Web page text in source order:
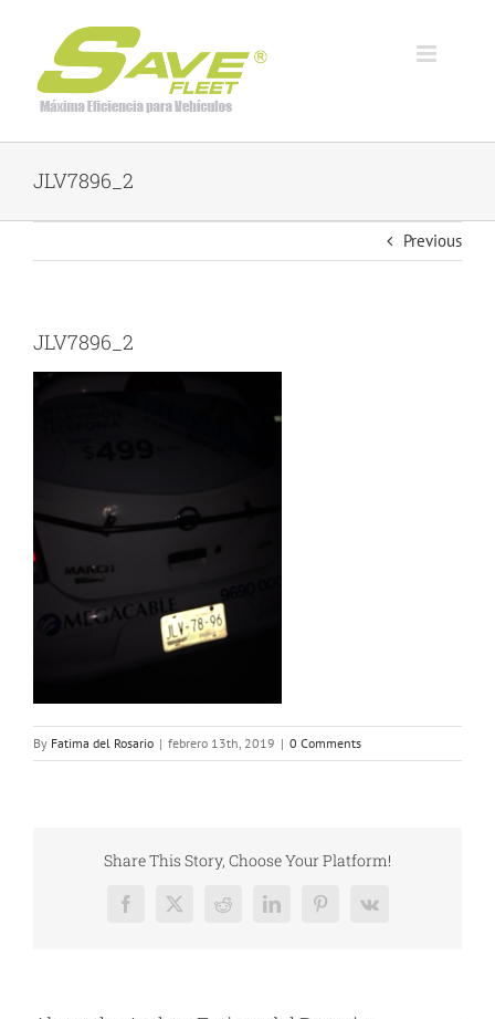
content
JLV7896_2
Previous
JLV7896_2
By Fatima del Rosario | febrero 13th, 2019 | 0 Comments
Share This Story, Choose Your Platform!
Facebook
X RedditLinkedInPinterest
Vk